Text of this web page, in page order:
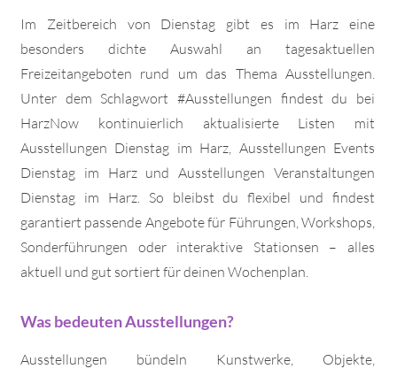
Im Zeitbereich von Dienstag gibt es im Harz eine
besonders dichte Auswahl an tagesaktuellen
Freizeitangeboten rund um das Thema Ausstellungen.
Unter dem Schlagwort #Ausstellungen findest du bei
HarzNow kontinuierlich aktualisierte Listen mit
Ausstellungen Dienstag im Harz, Ausstellungen Events
Dienstag im Harz und Ausstellungen Veranstaltungen
Dienstag im Harz. So bleibst du flexibel und findest
garantiert passende Angebote für Führungen, Workshops,
Sonderführungen oder interaktive Stationsen – alles
aktuell und gut sortiert für deinen Wochenplan.
Was bedeuten Ausstellungen?
Ausstellungen bündeln Kunstwerke, Objekte,